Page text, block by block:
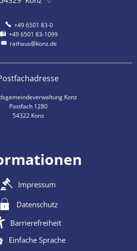
+49 6501 83-0
+49 6501 83-1099
rathaus@konz.de
Konz
Postfach 1280
54322 Konz
Impressum
Datenschutz
Barrierefreiheit
Einfache Sprache